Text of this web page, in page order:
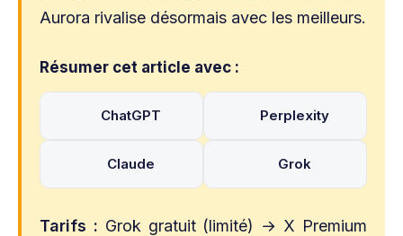
Aurora rivalise désormais avec les meilleurs.
Résumer cet article avec :
ChatGPT Perplexity
Claude Grok
Tarifs : Grok gratuit (limité) → X Premium